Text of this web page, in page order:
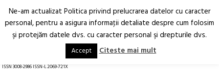
Arhitectură.
Oraș.
RO EN
ISSN 3008-2986 ISSN-L 2069-721X
Ne-am actualizat Politica privind prelucrarea datelor cu caracter
personal, pentru a asigura informaţii detaliate despre cum folosim
şi protejăm datele dvs. cu caracter personal şi drepturile dvs.
Accept Citeste mai mult